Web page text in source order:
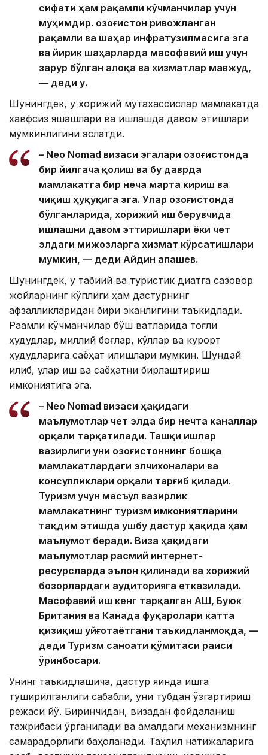
сифати ҳам рақамли кўчманчилар учун
муҳимдир. Қозоғистон ривожланган
рақамли ва шаҳар инфратузилмасига эга
ва йирик шаҳарларда масофавий иш учун
зарур бўлган алоқа ва хизматлар мавжуд,
— деди у.
Шунингдек, у хорижий мутахассислар мамлакатда
хавфсиз яшашлари ва ишлашда давом этишлари
мумкинлигини эслатди.
– Neo Nomad визаси эгалари Қозоғистонда
бир йилгача қолиш ва бу даврда
мамлакатга бир неча марта кириш ва
чиқиш ҳуқуқига эга. Улар Қозоғистонда
бўлганларида, хорижий иш берувчида
ишлашни давом эттиришлари ёки чет
элдаги мижозларга хизмат кўрсатишлари
мумкин, — деди Айдин Қапашев.
Шунингдек, у табиий ва туристик диққатга сазовор
жойларнинг кўплиги ҳам дастурнинг
афзалликларидан бири эканлигини таъкидлади.
Рақамли кўчманчилар бўш вақтларида тоғли
ҳудудлар, миллий боғлар, кўллар ва курорт
ҳудудларига саёҳат қилишлари мумкин. Шундай
қилиб, улар иш ва саёҳатни бирлаштириш
имкониятига эга.
– Neo Nomad визаси ҳақидаги
маълумотлар чет элда бир нечта каналлар
орқали тарқатилади. Ташқи ишлар
вазирлиги уни Қозоғистоннинг бошқа
мамлакатлардаги элчихоналари ва
консулликлари орқали тарғиб қилади.
Туризм учун масъул вазирлик
мамлакатнинг туризм имкониятларини
тақдим этишда ушбу дастур ҳақида ҳам
маълумот беради. Виза ҳақидаги
маълумотлар расмий интернет-
ресурсларда эълон қилинади ва хорижий
бозорлардаги аудиторияга етказилади.
Масофавий иш кенг тарқалган АҚШ, Буюк
Британия ва Канада фуқаролари катта
қизиқиш уйғотаётгани таъкидланмоқда, —
деди Туризм саноати қўмитаси раиси
ўринбосари.
Унинг таъкидлашича, дастур яқинда ишга
туширилганлиги сабабли, уни тубдан ўзгартириш
режаси йўқ. Биринчидан, визадан фойдаланиш
тажрибаси ўрганилади ва амалдаги механизмнинг
самарадорлиги баҳоланади. Таҳлил натижаларига